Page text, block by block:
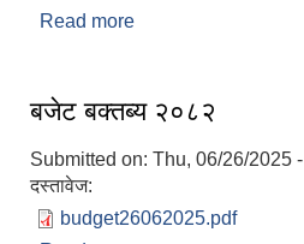
Read more
बजेट बक्तब्य २०८२
Submitted on: Thu, 06/26/2025
दस्तावेज:
budget26062025.pdf